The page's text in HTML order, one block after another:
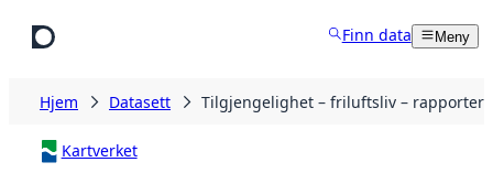
Finn data Meny
Hjem Datasett Tilgjengelighet – friluftsliv – rapporter
Kartverket